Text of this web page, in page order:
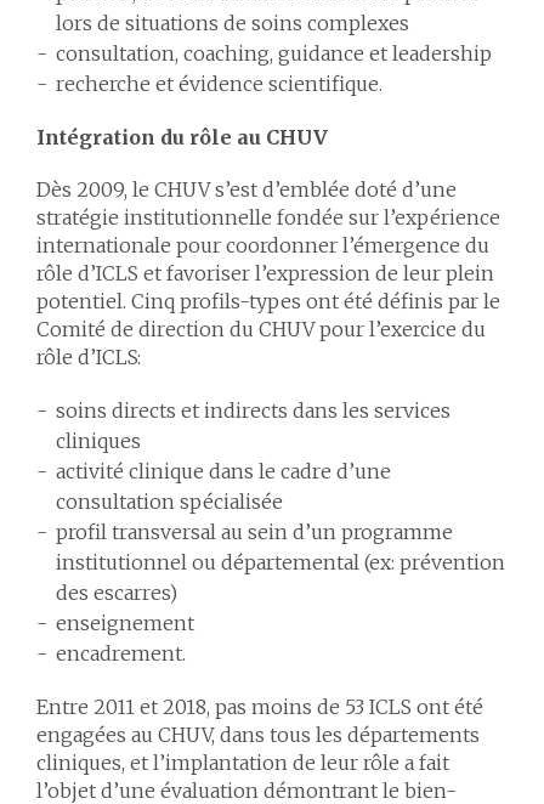
lors de situations de soins complexes
consultation, coaching, guidance et leadership
recherche et évidence scientifique.
Intégration du rôle au CHUV
Dès 2009, le CHUV s’est d’emblée doté d’une
stratégie institutionnelle fondée sur l’expérience
internationale pour coordonner l’émergence du
rôle d’ICLS et favoriser l’expression de leur plein
potentiel. Cinq profils-types ont été définis par le
Comité de direction du CHUV pour l’exercice du
rôle d’ICLS:
soins directs et indirects dans les services
cliniques
activité clinique dans le cadre d’une
consultation spécialisée
profil transversal au sein d’un programme
institutionnel ou départemental (ex: prévention
des escarres)
enseignement
encadrement.
Entre 2011 et 2018, pas moins de 53 ICLS ont été
engagées au CHUV, dans tous les départements
cliniques, et l’implantation de leur rôle a fait
l’objet d’une évaluation démontrant le bien-